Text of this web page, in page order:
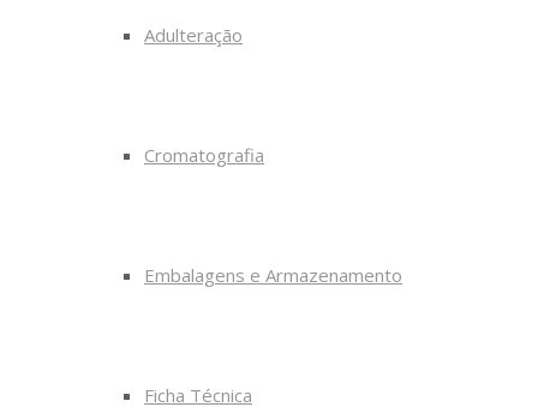
Adulteração
Cromatografia
Embalagens e Armazenamento
Ficha Técnica